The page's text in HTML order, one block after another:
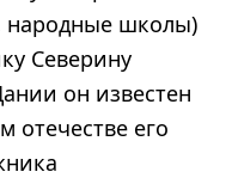
народные школы)
Северину
он известен
отечестве его